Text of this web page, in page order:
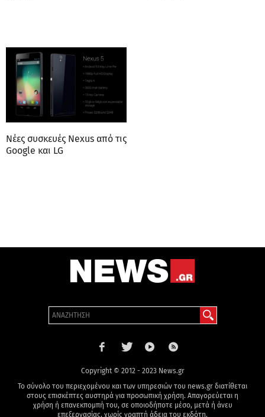
Νέες συσκευές Nexus από τις
Google και LG
Copyright © 2012 - 2023 News.gr
Το σύνολο του περιεχομένου και των υπηρεσιών του news.gr διατίθεται
στους επισκέπτες αυστηρά για προσωπική χρήση. Απαγορεύεται η
χρήση ή επανεκπομπή του, σε οποιοδήποτε μέσο, μετά ή άνευ
επεξεργασίας, χωρίς γραπτή άδεια του εκδότη.